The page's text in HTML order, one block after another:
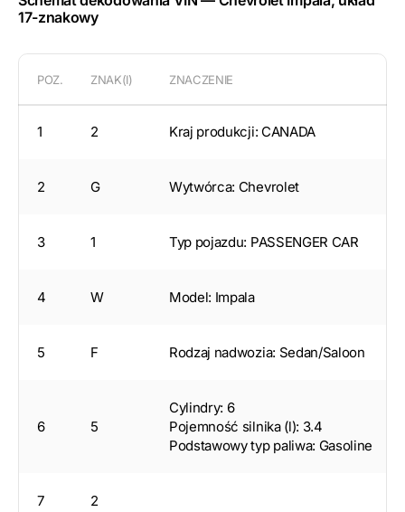
17-znakowy
POZ. ZNAK(I) ZNACZENIE
1 2 Kraj produkcji: CANADA
2 G Wytwórca: Chevrolet
3 1 Typ pojazdu: PASSENGER CAR
4 W Model: Impala
5 F Rodzaj nadwozia: Sedan/Saloon
6 5
Cylindry: 6
Pojemność silnika (l): 3.4
Podstawowy typ paliwa: Gasoline
7 2